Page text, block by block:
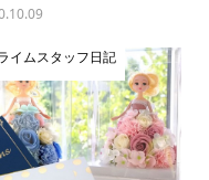
イムスタッフ日記